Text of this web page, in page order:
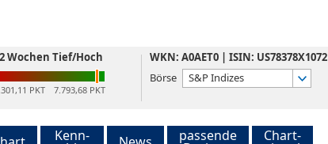
Wochen Tief/Hoch
PKT 7.793,68 PKT
WKN: A0AET0 | ISIN: US78378X1072
Börse
S&P Indizes
Kenn- passende Chart-